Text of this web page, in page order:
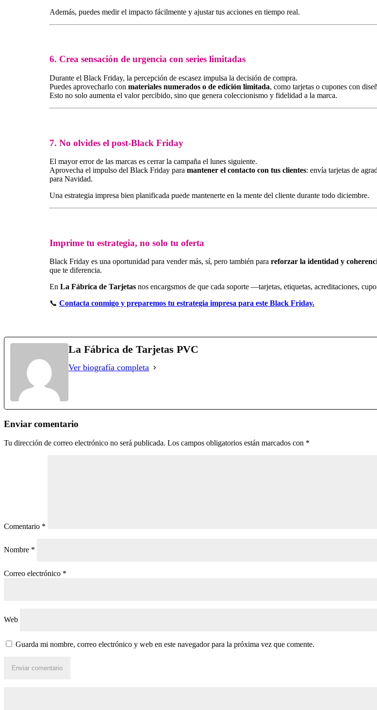
Además, puedes medir el impacto fácilmente y ajustar tus acciones en tiempo real.
6. Crea sensación de urgencia con series limitadas
Durante el Black Friday, la percepción de escasez impulsa la decisión de compra.
Puedes aprovecharlo con materiales numerados o de edición limitada, como tarjetas o cupones con
Esto no solo aumenta el valor percibido, sino que genera coleccionismo y fidelidad a la marca.
7. No olvides el post-Black Friday
El mayor error de las marcas es cerrar la campaña el lunes siguiente.
Aprovecha el impulso del Black Friday para mantener el contacto con tus clientes: envía tarjetas de
para Navidad.
Una estrategia impresa bien planificada puede mantenerte en la mente del cliente durante todo diciembre.
Imprime tu estrategia, no solo tu oferta
Black Friday es una oportunidad para vender más, sí, pero también para reforzar la identidad y
que te diferencia.
En La Fábrica de Tarjetas nos encargsmos de que cada soporte —tarjetas, etiquetas, acreditaciones,
📞 Contacta conmigo y preparemos tu estrategia impresa para este Black Friday.
La Fábrica de Tarjetas PVC
Ver biografía completa
Enviar comentario
Tu dirección de correo electrónico no será publicada. Los campos obligatorios están marcados con *
Comentario *
Nombre *
Correo electrónico *
Web
Guarda mi nombre, correo electrónico y web en este navegador para la próxima vez que comente.